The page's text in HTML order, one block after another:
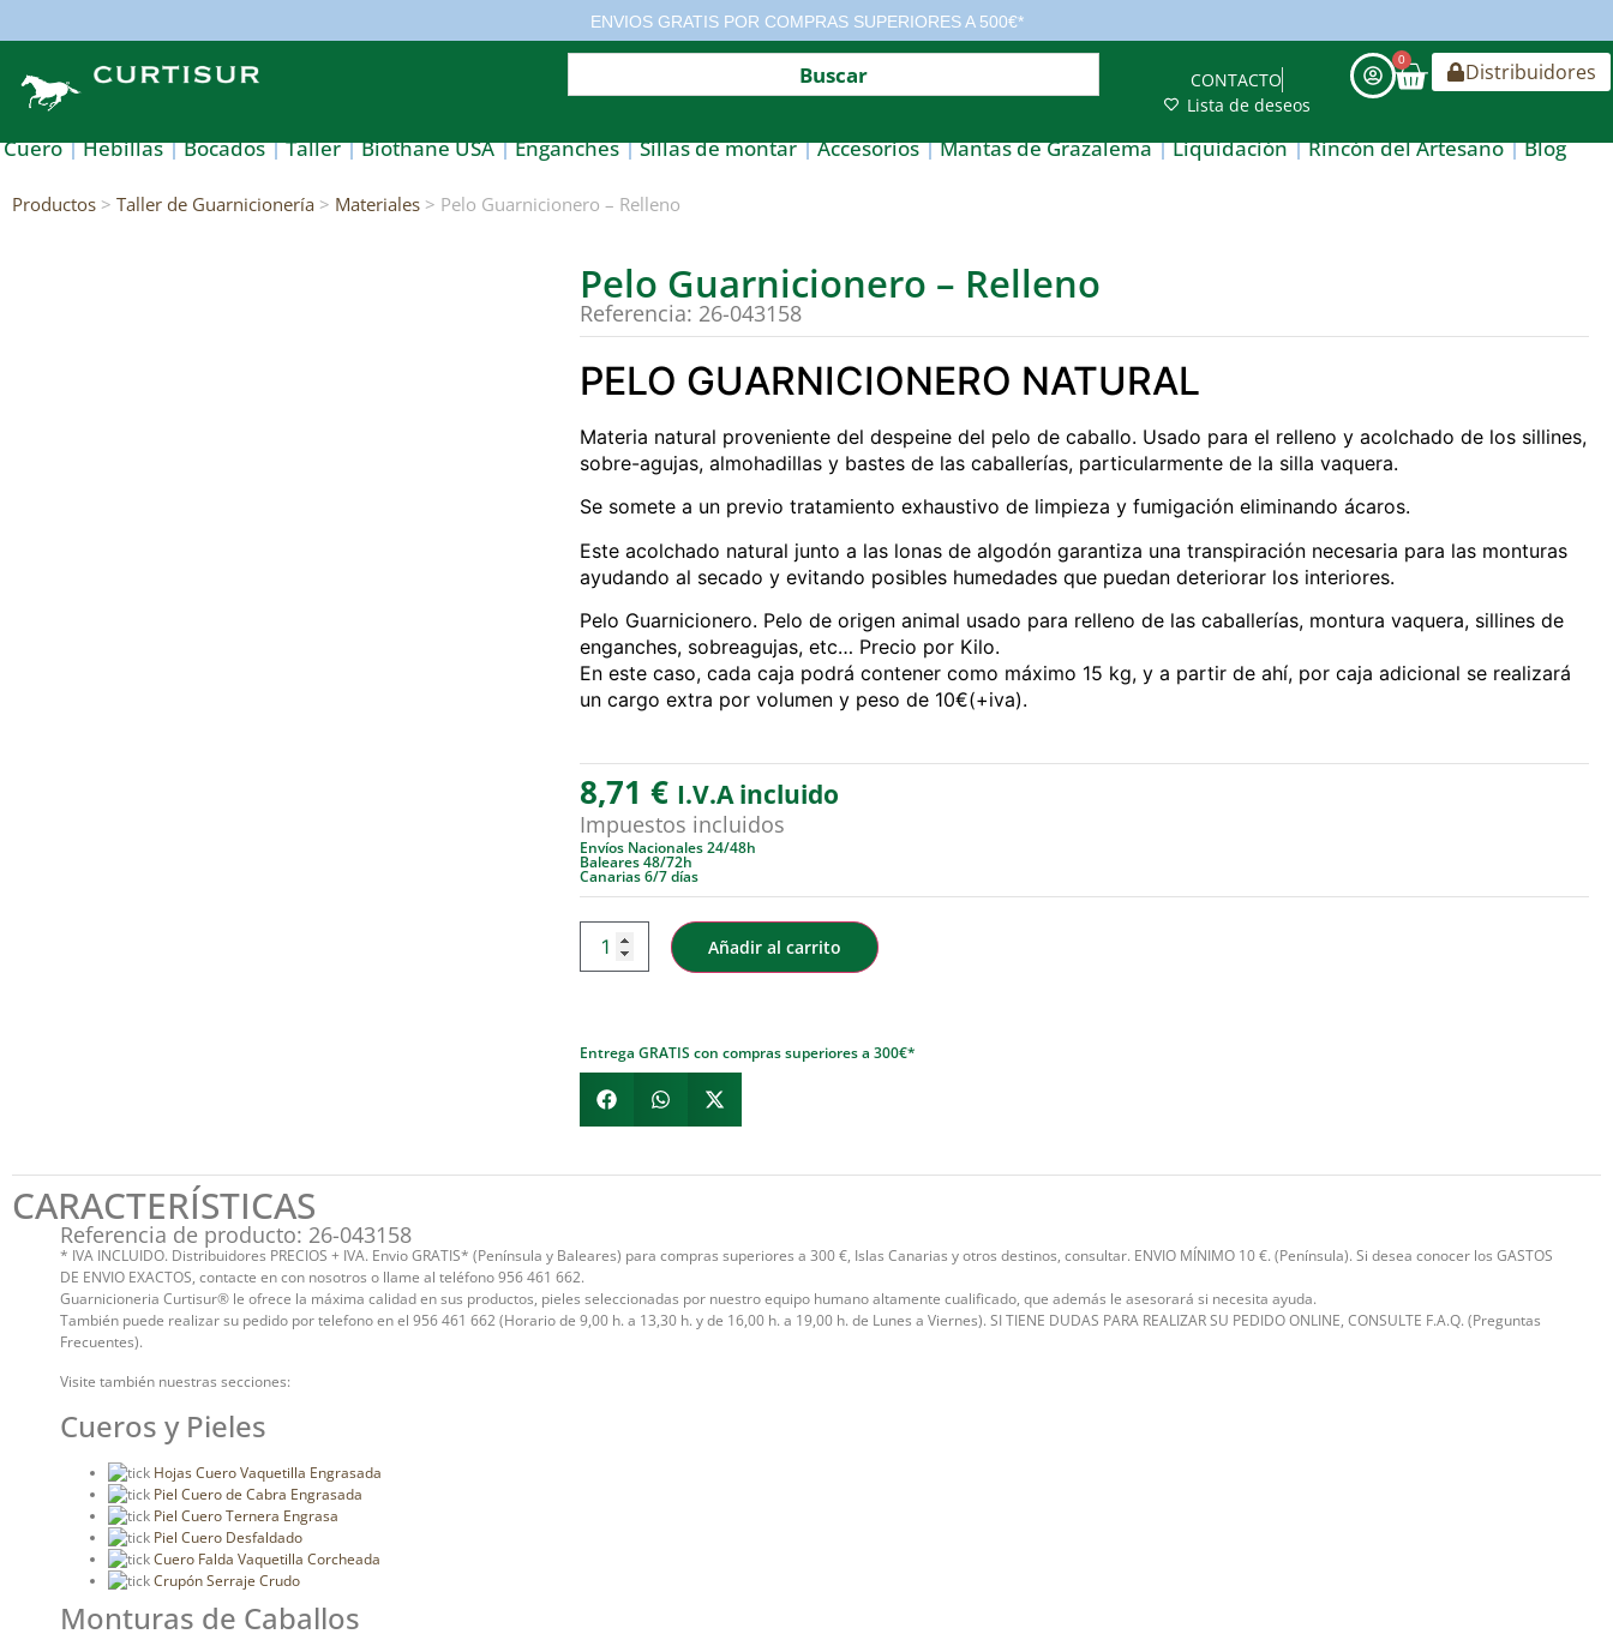
ENVIOS GRATIS POR COMPRAS SUPERIORES A 500€*
CONTACTO
Lista de deseos
0 Distribuidores
Cuero Hebillas Bocados Taller Biothane USA Enganches Sillas de montar Accesorios Mantas de Grazalema Liquidación Rincón del Artesano Blog
Productos > Taller de Guarnicionería > Materiales > Pelo Guarnicionero – Relleno
Pelo Guarnicionero – Relleno
Referencia: 26-043158
PELO GUARNICIONERO NATURAL
Materia natural proveniente del despeine del pelo de caballo. Usado para el relleno y acolchado de los sillines,
sobre-agujas, almohadillas y bastes de las caballerías, particularmente de la silla vaquera.
Se somete a un previo tratamiento exhaustivo de limpieza y fumigación eliminando ácaros.
Este acolchado natural junto a las lonas de algodón garantiza una transpiración necesaria para las monturas
ayudando al secado y evitando posibles humedades que puedan deteriorar los interiores.
Pelo Guarnicionero. Pelo de origen animal usado para relleno de las caballerías, montura vaquera, sillines de
enganches, sobreagujas, etc… Precio por Kilo.
En este caso, cada caja podrá contener como máximo 15 kg, y a partir de ahí, por caja adicional se realizará
un cargo extra por volumen y peso de 10€(+iva).
8,71€ I.V.A incluido
Impuestos incluidos
Envíos Nacionales 24/48h
Baleares 48/72h
Canarias 6/7 días
Añadir al carrito
Entrega GRATIS con compras superiores a 300€*
CARACTERÍSTICAS
Referencia de producto: 26-043158
* IVA INCLUIDO. Distribuidores PRECIOS + IVA. Envio GRATIS* (Península y Baleares) para compras superiores a 300 €, Islas Canarias y otros destinos, consultar. ENVIO MÍNIMO 10 €. (Península). Si desea conocer los GASTOS
DE ENVIO EXACTOS, contacte en con nosotros o llame al teléfono 956 461 662.
Guarnicioneria Curtisur® le ofrece la máxima calidad en sus productos, pieles seleccionadas por nuestro equipo humano altamente cualificado, que además le asesorará si necesita ayuda.
También puede realizar su pedido por telefono en el 956 461 662 (Horario de 9,00 h. a 13,30 h. y de 16,00 h. a 19,00 h. de Lunes a Viernes). SI TIENE DUDAS PARA REALIZAR SU PEDIDO ONLINE, CONSULTE F.A.Q. (Preguntas
Frecuentes).
Visite también nuestras secciones:
Cueros y Pieles
Hojas Cuero Vaquetilla Engrasada
Piel Cuero de Cabra Engrasada
Piel Cuero Ternera Engrasa
Piel Cuero Desfaldado
Cuero Falda Vaquetilla Corcheada
Crupón Serraje Crudo
Monturas de Caballos